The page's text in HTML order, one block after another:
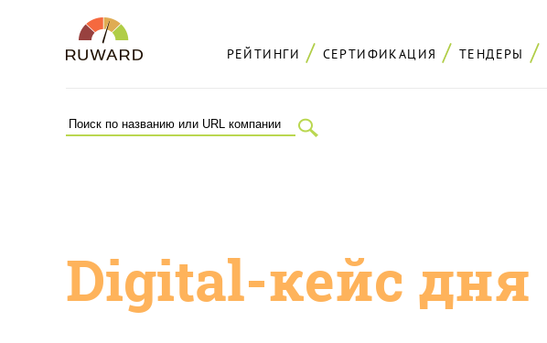
РЕЙТИНГИ СЕРТИФИКАЦИЯ ТЕНДЕРЫ
Digital-кейс дня